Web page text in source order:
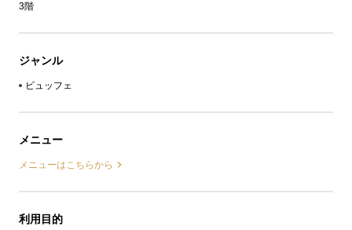
3階
ジャンル
ビュッフェ
メニュー
メニューはこちらから
利用目的